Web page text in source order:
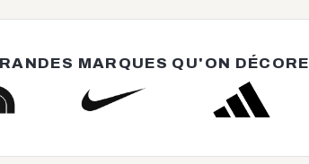
MARQUES QU'ON DÉCORE